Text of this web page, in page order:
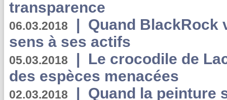
transparence
06.03.2018 | Quand BlackRock
sens à ses actifs
05.03.2018 | Le crocodile de
des espèces menacées
02.03.2018 | Quand la peinture